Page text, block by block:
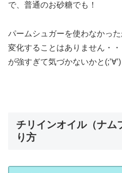
で、普通のお砂糖でも！
パームシュガーを使わなかっ
変化することはありません・
が強すぎて気づかないかと(;’∀’)
チリインオイル（ナム
り方